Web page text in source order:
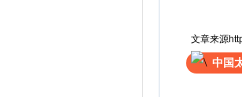
文章来源
中国